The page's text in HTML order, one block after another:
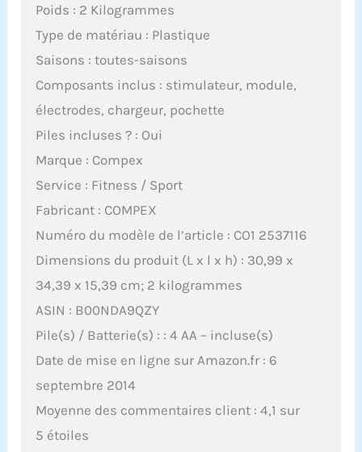
Poids : 2 Kilogrammes
Type de matériau : Plastique
Saisons : toutes-saisons
Composants inclus : stimulateur, module,
électrodes, chargeur, pochette
Piles incluses ? : Oui
Marque : Compex
Service : Fitness / Sport
Fabricant : COMPEX
Numéro du modèle de l’article : CO1 2537116
Dimensions du produit (L x l x h) : 30,99 x
34,39 x 15,39 cm; 2 kilogrammes
ASIN : B00NDA9QZY
Pile(s) / Batterie(s) : : 4 AA – incluse(s)
Date de mise en ligne sur Amazon.fr : 6
septembre 2014
Moyenne des commentaires client : 4,1 sur
5 étoiles